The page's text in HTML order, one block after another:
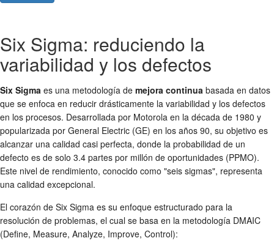
Six Sigma: reduciendo la
variabilidad y los defectos
Six Sigma es una metodología de mejora continua basada en datos
que se enfoca en reducir drásticamente la variabilidad y los defectos
en los procesos. Desarrollada por Motorola en la década de 1980 y
popularizada por General Electric (GE) en los años 90, su objetivo es
alcanzar una calidad casi perfecta, donde la probabilidad de un
defecto es de solo 3.4 partes por millón de oportunidades (PPMO).
Este nivel de rendimiento, conocido como "seis sigmas", representa
una calidad excepcional.
El corazón de Six Sigma es su enfoque estructurado para la
resolución de problemas, el cual se basa en la metodología DMAIC
(Define, Measure, Analyze, Improve, Control):